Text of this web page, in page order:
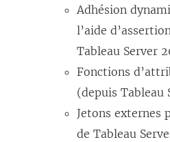
Adhésion
l’aide
Tableau Server
Fonctions
(depuis Tableau
Jetons externes
de Tableau